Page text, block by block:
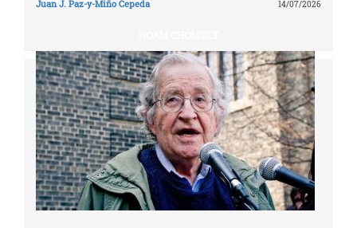
Juan J. Paz-y-Miño Cepeda 14/07/2026